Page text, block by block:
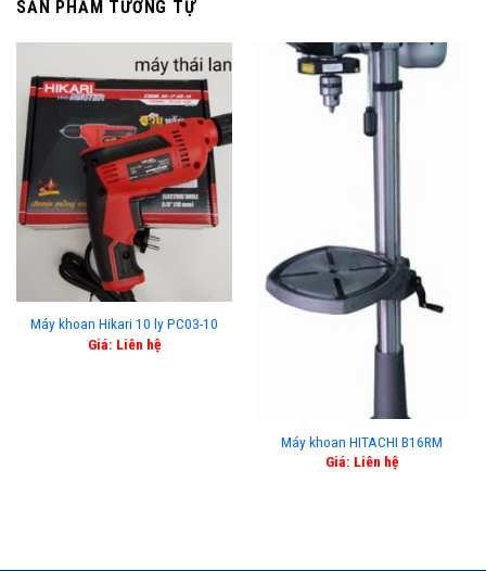
SẢN PHẨM TƯƠNG TỰ
Máy khoan Hikari 10 ly PC03-10
Giá: Liên hệ
Máy khoan HITACHI B16RM
Giá: Liên hệ